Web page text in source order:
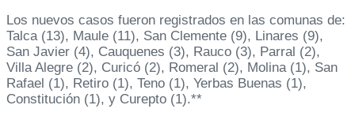
Los nuevos casos fueron registrados en las comunas de:
Talca (13), Maule (11), San Clemente (9), Linares (9),
San Javier (4), Cauquenes (3), Rauco (3), Parral (2),
Villa Alegre (2), Curicó (2), Romeral (2), Molina (1), San
Rafael (1), Retiro (1), Teno (1), Yerbas Buenas (1),
Constitución (1), y Curepto (1).**